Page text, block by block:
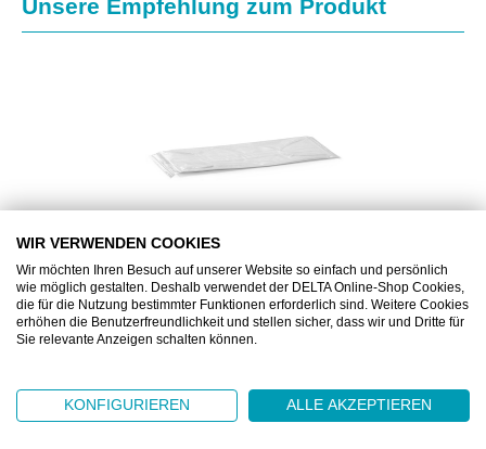
Unsere Empfehlung zum Produkt
DZNW21W
DELTAPURE® REINRAUM MUNDMASKE NW21
3-lagiger Mundschutz, einzeln verpackt
WIR VERWENDEN COOKIES
Wir möchten Ihren Besuch auf unserer Website so einfach und persönlich
wie möglich gestalten. Deshalb verwendet der DELTA Online-Shop Cookies,
die für die Nutzung bestimmter Funktionen erforderlich sind. Weitere Cookies
erhöhen die Benutzerfreundlichkeit und stellen sicher, dass wir und Dritte für
Sie relevante Anzeigen schalten können.
KONFIGURIEREN ALLE AKZEPTIEREN